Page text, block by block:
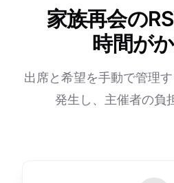
家族再会の
時間が
出席と希望を手動で管理
発生し、主催者の負